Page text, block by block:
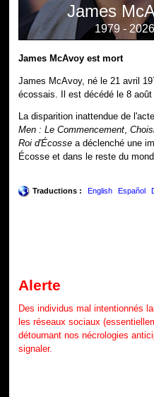
James
1979 - 2026
James McAvoy est mort
James McAvoy, né le 21 avril
écossais. Il est décédé le 8 août
La disparition inattendue de
Men : Le Commencement,
Roi d'Écosse a déclenché une
Écosse et dans le reste du
Traductions : English Español
Alerte
Des individus mal intentionnés
les réseaux sociaux
détournant nos nécrologies
signaler.